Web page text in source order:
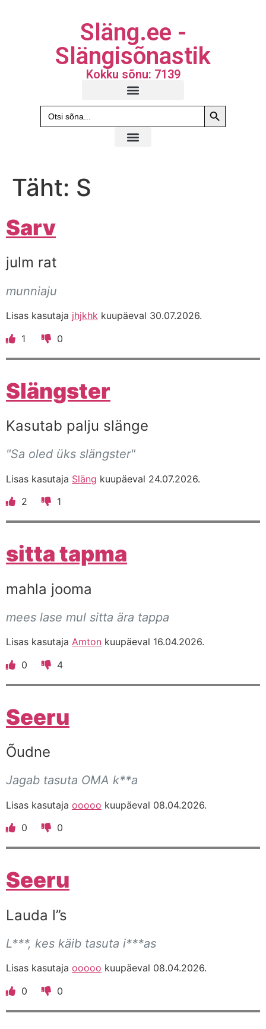
Släng.ee -
Slängisõnastik
Kokku sõnu: 7139
Search
for:
Search
Täht: S
Sarv
julm rat
munniaju
Lisas kasutaja jhjkhk kuupäeval 30.07.2026.
1
0
Slängster
Kasutab palju slänge
"Sa oled üks slängster"
Lisas kasutaja Släng kuupäeval 24.07.2026.
2
1
sitta tapma
mahla jooma
mees lase mul sitta ära tappa
Lisas kasutaja Amton kuupäeval 16.04.2026.
0
4
Seeru
Õudne
Jagab tasuta OMA k**a
Lisas kasutaja ooooo kuupäeval 08.04.2026.
0
0
Seeru
Lauda l’’s
L***, kes käib tasuta i***as
Lisas kasutaja ooooo kuupäeval 08.04.2026.
0
0